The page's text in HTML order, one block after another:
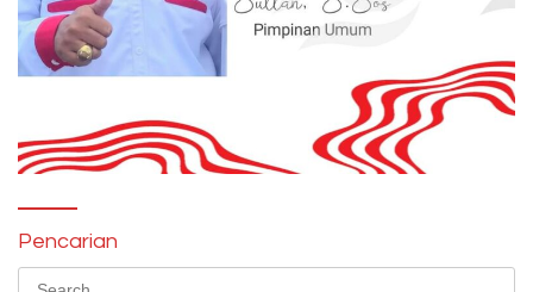
Pencarian
Search